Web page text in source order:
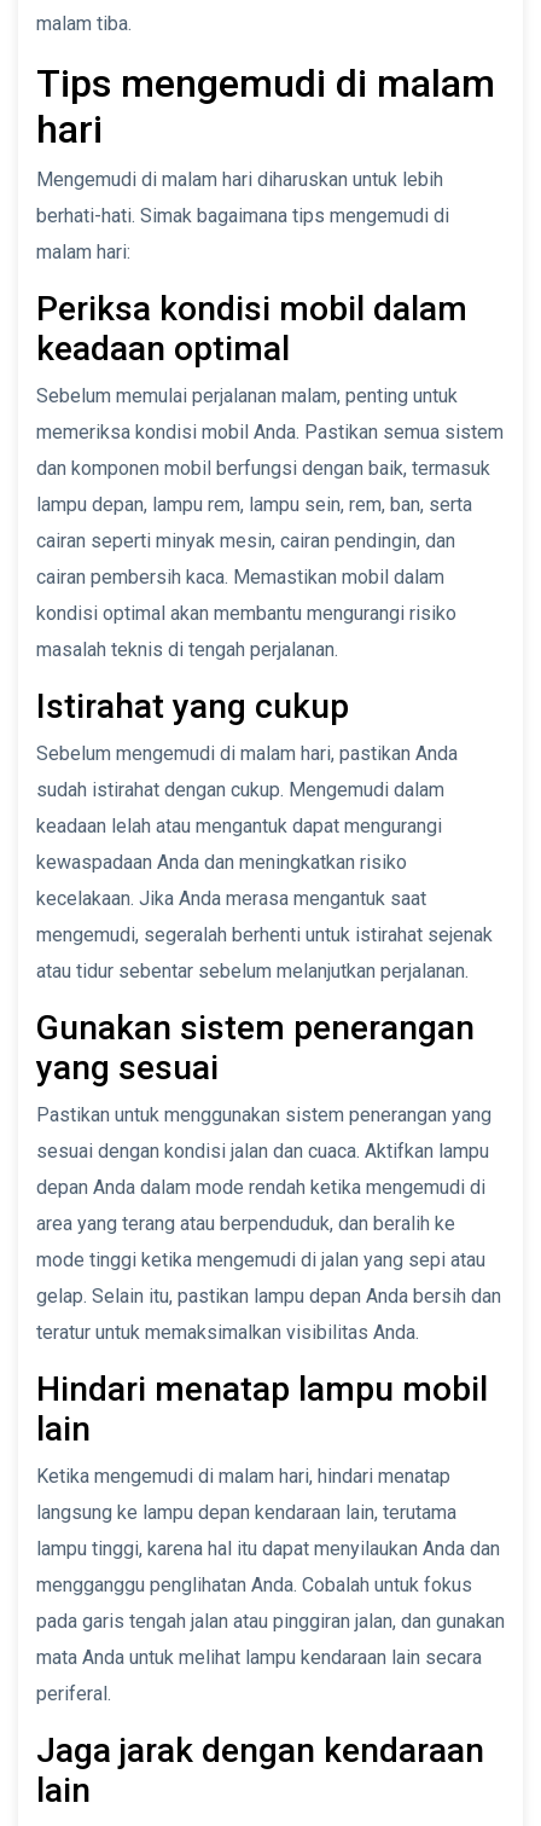
malam tiba.
Tips mengemudi di malam
hari
Mengemudi di malam hari diharuskan untuk lebih
berhati-hati. Simak bagaimana tips mengemudi di
malam hari:
Periksa kondisi mobil dalam
keadaan optimal
Sebelum memulai perjalanan malam, penting untuk
memeriksa kondisi mobil Anda. Pastikan semua sistem
dan komponen mobil berfungsi dengan baik, termasuk
lampu depan, lampu rem, lampu sein, rem, ban, serta
cairan seperti minyak mesin, cairan pendingin, dan
cairan pembersih kaca. Memastikan mobil dalam
kondisi optimal akan membantu mengurangi risiko
masalah teknis di tengah perjalanan.
Istirahat yang cukup
Sebelum mengemudi di malam hari, pastikan Anda
sudah istirahat dengan cukup. Mengemudi dalam
keadaan lelah atau mengantuk dapat mengurangi
kewaspadaan Anda dan meningkatkan risiko
kecelakaan. Jika Anda merasa mengantuk saat
mengemudi, segeralah berhenti untuk istirahat sejenak
atau tidur sebentar sebelum melanjutkan perjalanan.
Gunakan sistem penerangan
yang sesuai
Pastikan untuk menggunakan sistem penerangan yang
sesuai dengan kondisi jalan dan cuaca. Aktifkan lampu
depan Anda dalam mode rendah ketika mengemudi di
area yang terang atau berpenduduk, dan beralih ke
mode tinggi ketika mengemudi di jalan yang sepi atau
gelap. Selain itu, pastikan lampu depan Anda bersih dan
teratur untuk memaksimalkan visibilitas Anda.
Hindari menatap lampu mobil
lain
Ketika mengemudi di malam hari, hindari menatap
langsung ke lampu depan kendaraan lain, terutama
lampu tinggi, karena hal itu dapat menyilaukan Anda dan
mengganggu penglihatan Anda. Cobalah untuk fokus
pada garis tengah jalan atau pinggiran jalan, dan gunakan
mata Anda untuk melihat lampu kendaraan lain secara
periferal.
Jaga jarak dengan kendaraan
lain